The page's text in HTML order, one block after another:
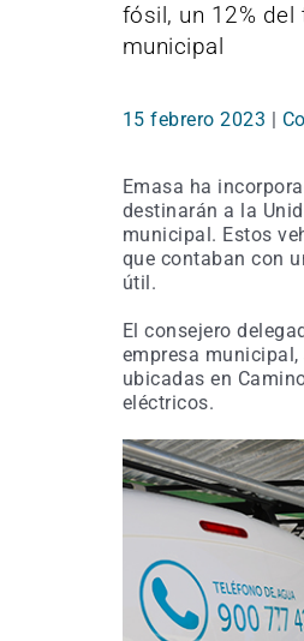
fósil, un 12%
municipal
15 febrero 2023
Emasa ha
destinarán a la
municipal. Estos
que contaban con
útil.
El consejero
empresa
ubicadas en
eléctricos.